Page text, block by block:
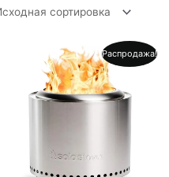
Распродажа!